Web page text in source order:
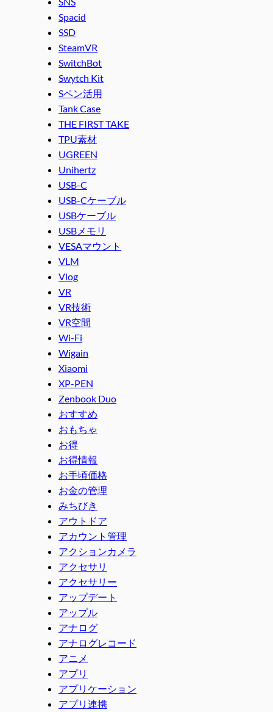
Spacid
SSD
SteamVR
SwitchBot
Swytch Kit
Sペン活用
Tank Case
THE FIRST TAKE
TPU素材
UGREEN
Unihertz
USB-C
USB-Cケーブル
USBケーブル
USBメモリ
VESAマウント
VLM
Vlog
VR
VR技術
VR空間
Wi-Fi
Wigain
Xiaomi
XP-PEN
Zenbook Duo
おすすめ
おもちゃ
お得
お得情報
お手頃価格
お金の管理
みちびき
アウトドア
アカウント管理
アクションカメラ
アクセサリ
アクセサリー
アップデート
アップル
アナログ
アナログレコード
アニメ
アプリ
アプリケーション
アプリ連携